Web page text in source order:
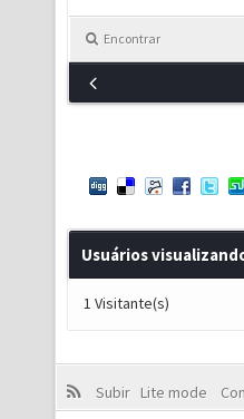
Encontrar
Usuários
1 Visitante(s)
Subir Lite mode